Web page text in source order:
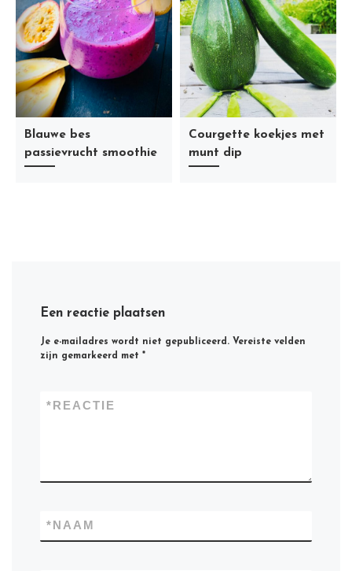
Blauwe bes
passievrucht smoothie
Courgette koekjes met
munt dip
Een reactie plaatsen
Je e-mailadres wordt niet gepubliceerd. Vereiste velden
zijn gemarkeerd met*
REACTIE
*
NAAM
*